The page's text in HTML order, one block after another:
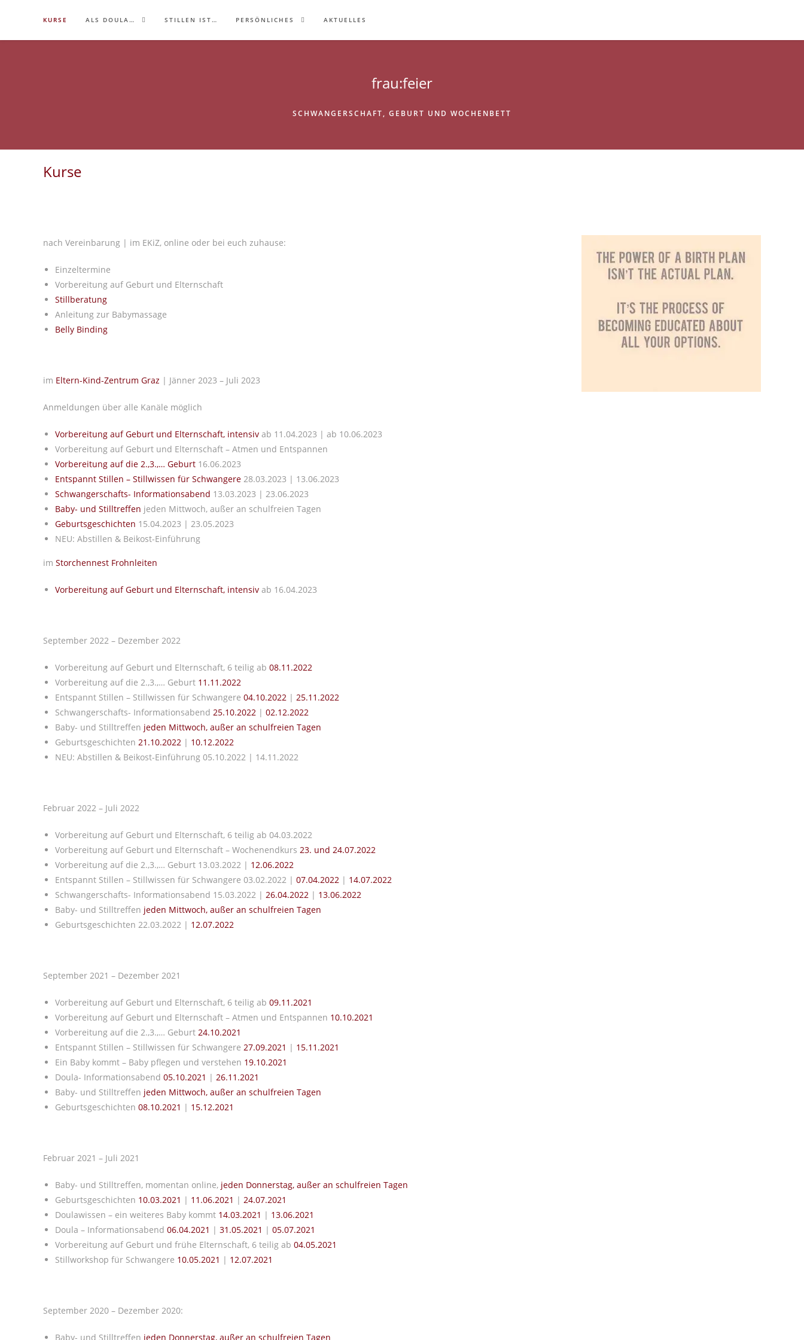
KURSE ALS DOULA… STILLEN IST… PERSÖNLICHES AKTUELLES
frau:feier
SCHWANGERSCHAFT, GEBURT UND WOCHENBETT
Kurse
nach Vereinbarung | im EKiZ, online oder bei euch zuhause:
Einzeltermine
Vorbereitung auf Geburt und Elternschaft
Stillberatung
Anleitung zur Babymassage
Belly Binding
im Eltern-Kind-Zentrum Graz | Jänner 2023 – Juli 2023
Anmeldungen über alle Kanäle möglich
Vorbereitung auf Geburt und Elternschaft, intensiv ab 11.04.2023 | ab 10.06.2023
Vorbereitung auf Geburt und Elternschaft – Atmen und Entspannen
Vorbereitung auf die 2.,3.,… Geburt 16.06.2023
Entspannt Stillen – Stillwissen für Schwangere 28.03.2023 | 13.06.2023
Schwangerschafts- Informationsabend 13.03.2023 | 23.06.2023
Baby- und Stilltreffen jeden Mittwoch, außer an schulfreien Tagen
Geburtsgeschichten 15.04.2023 | 23.05.2023
NEU: Abstillen & Beikost-Einführung
im Storchennest Frohnleiten
Vorbereitung auf Geburt und Elternschaft, intensiv ab 16.04.2023
September 2022 – Dezember 2022
Vorbereitung auf Geburt und Elternschaft, 6 teilig ab 08.11.2022
Vorbereitung auf die 2.,3.,… Geburt 11.11.2022
Entspannt Stillen – Stillwissen für Schwangere 04.10.2022 | 25.11.2022
Schwangerschafts- Informationsabend 25.10.2022 | 02.12.2022
Baby- und Stilltreffen jeden Mittwoch, außer an schulfreien Tagen
Geburtsgeschichten 21.10.2022 | 10.12.2022
NEU: Abstillen & Beikost-Einführung 05.10.2022 | 14.11.2022
Februar 2022 – Juli 2022
Vorbereitung auf Geburt und Elternschaft, 6 teilig ab 04.03.2022
Vorbereitung auf Geburt und Elternschaft – Wochenendkurs 23. und 24.07.2022
Vorbereitung auf die 2.,3.,… Geburt 13.03.2022 | 12.06.2022
Entspannt Stillen – Stillwissen für Schwangere 03.02.2022 | 07.04.2022 | 14.07.2022
Schwangerschafts- Informationsabend 15.03.2022 | 26.04.2022 | 13.06.2022
Baby- und Stilltreffen jeden Mittwoch, außer an schulfreien Tagen
Geburtsgeschichten 22.03.2022 | 12.07.2022
September 2021 – Dezember 2021
Vorbereitung auf Geburt und Elternschaft, 6 teilig ab 09.11.2021
Vorbereitung auf Geburt und Elternschaft – Atmen und Entspannen 10.10.2021
Vorbereitung auf die 2.,3.,… Geburt 24.10.2021
Entspannt Stillen – Stillwissen für Schwangere 27.09.2021 | 15.11.2021
Ein Baby kommt – Baby pflegen und verstehen 19.10.2021
Doula- Informationsabend 05.10.2021 | 26.11.2021
Baby- und Stilltreffen jeden Mittwoch, außer an schulfreien Tagen
Geburtsgeschichten 08.10.2021 | 15.12.2021
Februar 2021 – Juli 2021
Baby- und Stilltreffen, momentan online, jeden Donnerstag, außer an schulfreien Tagen
Geburtsgeschichten 10.03.2021 | 11.06.2021 | 24.07.2021
Doulawissen – ein weiteres Baby kommt 14.03.2021 | 13.06.2021
Doula – Informationsabend 06.04.2021 | 31.05.2021 | 05.07.2021
Vorbereitung auf Geburt und frühe Elternschaft, 6 teilig ab 04.05.2021
Stillworkshop für Schwangere 10.05.2021 | 12.07.2021
September 2020 – Dezember 2020:
Baby- und Stilltreffen jeden Donnerstag, außer an schulfreien Tagen